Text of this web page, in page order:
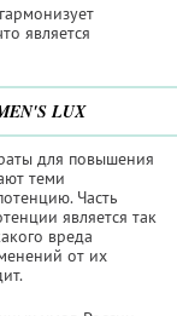
гармонизует
является
LUX
для повышения
теми
Часть
является так
вреда
от их